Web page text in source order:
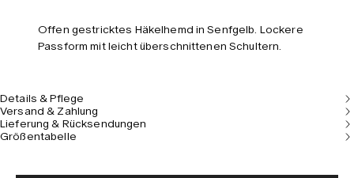
Offen gestricktes Häkelhemd in Senfgelb. Lockere
Passform mit leicht überschnittenen Schultern.
Details & Pflege
Versand & Zahlung
Lieferung & Rücksendungen
Größentabelle